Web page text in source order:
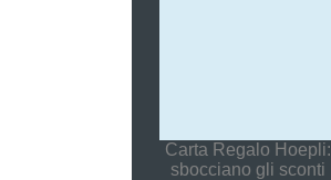
Carta Regalo Hoepli:
sbocciano gli sconti